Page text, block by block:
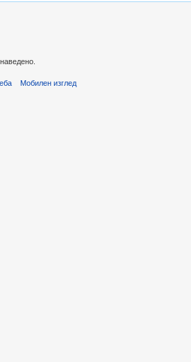
Мобилен изглед